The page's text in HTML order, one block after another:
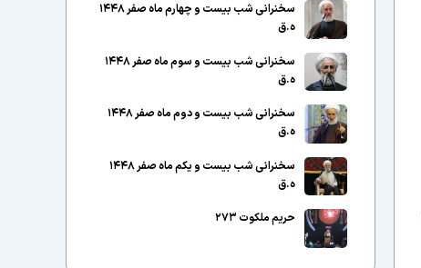
سخنرانی شب بیست و چهارم ماه صفر ۱۴۴۸
ه.ق
سخنرانی شب بیست و سوم ماه صفر ۱۴۴۸
ه.ق
سخنرانی شب بیست و دوم ماه صفر ۱۴۴۸
ه.ق
سخنرانی شب بیست و یکم ماه صفر ۱۴۴۸
ه.ق
حریم ملکوت ۲۷۳